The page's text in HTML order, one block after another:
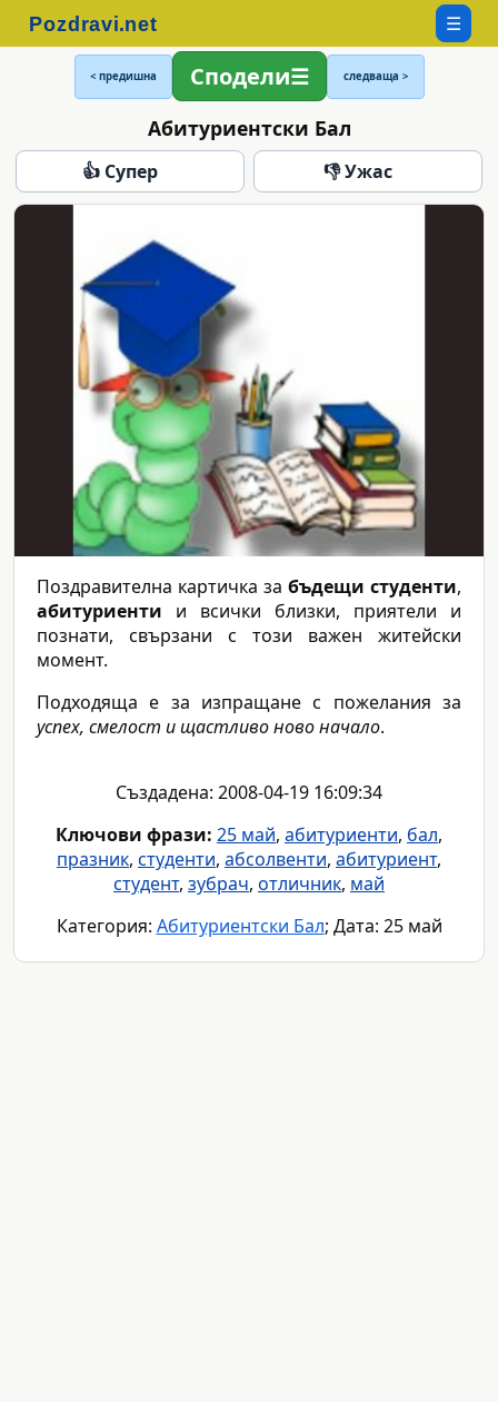
☰
< предишна Сподели следваща >
Абитуриентски Бал
👍 Супер 👎 Ужас
Поздравителна картичка за бъдещи студенти,
абитуриенти и всички близки, приятели и
познати, свързани с този важен житейски
момент.
Подходяща е за изпращане с пожелания за
успех, смелост и щастливо ново начало.
Създадена: 2008-04-19 16:09:34
Ключови фрази: 25 май, абитуриенти, бал,
празник, студенти, абсолвенти, абитуриент,
студент, зубрач, отличник, май
Категория: Абитуриентски Бал; Дата: 25 май